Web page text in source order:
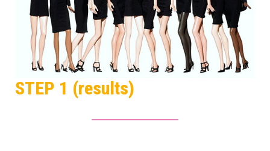
STEP 1 (results)